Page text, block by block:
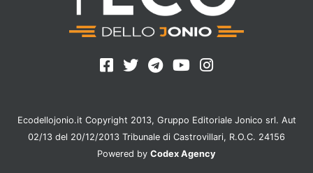
Ecodellojonio.it Copyright 2013, Gruppo Editoriale Jonico srl. Aut
02/13 del 20/12/2013 Tribunale di Castrovillari, R.O.C. 24156
Powered by Codex Agency